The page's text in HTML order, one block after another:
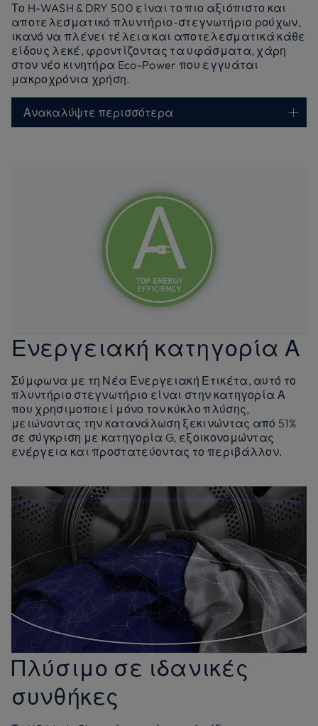
Το H-WASH & DRY 500 είναι το πιο αξιόπιστο και
αποτελεσματικό πλυντήριο-στεγνωτήριο ρούχων,
ικανό να πλένει τέλεια και αποτελεσματικά κάθε
είδους λεκέ, φροντίζοντας τα υφάσματα, χάρη
στον νέο κινητήρα Eco-Power που εγγυάται
μακροχρόνια χρήση.
Ανακαλύψτε περισσότερα
Ενεργειακή κατηγορία Α
Σύμφωνα με τη Νέα Ενεργειακή Ετικέτα, αυτό το
πλυντήριο στεγνωτήριο είναι στην κατηγορία Α
που χρησιμοποιεί μόνο τον κύκλο πλύσης,
μειώνοντας την κατανάλωση ξεκινώντας από 51%
σε σύγκριση με κατηγορία G, εξοικονομώντας
ενέργεια και προστατεύοντας το περιβάλλον.
Πλύσιμο σε ιδανικές
συνθήκες